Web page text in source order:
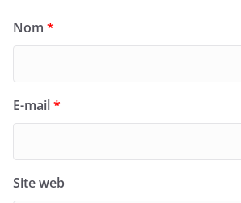
Nom *
E-mail*
Site web